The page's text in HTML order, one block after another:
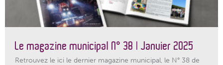
Le magazine municipal N° 38 | Janvier 2025
Retrouvez le ici le dernier magazine municipal, le N° 38 de